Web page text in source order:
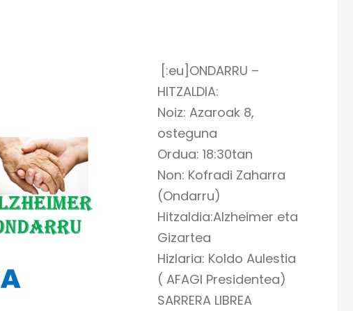
[:eu]ONDARRU –
HITZALDIA:
Noiz: Azaroak 8,
osteguna
Ordua: 18:30tan
Non: Kofradi Zaharra
(Ondarru)
Hitzaldia:Alzheimer eta
Gizartea
Hizlaria: Koldo Aulestia
( AFAGI Presidentea)
SARRERA LIBREA